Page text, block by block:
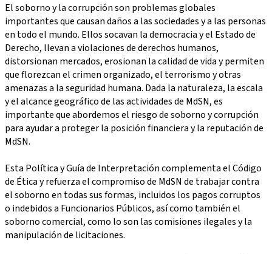
El soborno y la corrupción son problemas globales
importantes que causan daños a las sociedades y a las personas
en todo el mundo. Ellos socavan la democracia y el Estado de
Derecho, llevan a violaciones de derechos humanos,
distorsionan mercados, erosionan la calidad de vida y permiten
que florezcan el crimen organizado, el terrorismo y otras
amenazas a la seguridad humana. Dada la naturaleza, la escala
y el alcance geográfico de las actividades de MdSN, es
importante que abordemos el riesgo de soborno y corrupción
para ayudar a proteger la posición financiera y la reputación de
MdSN.
Esta Política y Guía de Interpretación complementa el Código
de Ética y refuerza el compromiso de MdSN de trabajar contra
el soborno en todas sus formas, incluidos los pagos corruptos
o indebidos a Funcionarios Públicos, así como también el
soborno comercial, como lo son las comisiones ilegales y la
manipulación de licitaciones.